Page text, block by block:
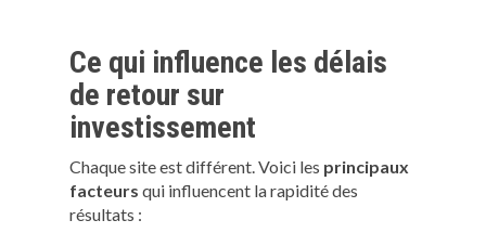
Ce qui influence les délais
de retour sur
investissement
Chaque site est différent. Voici les principaux
facteurs qui influencent la rapidité des
résultats :